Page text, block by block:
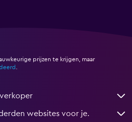
prijzen te krijgen, maar
websites voor je.